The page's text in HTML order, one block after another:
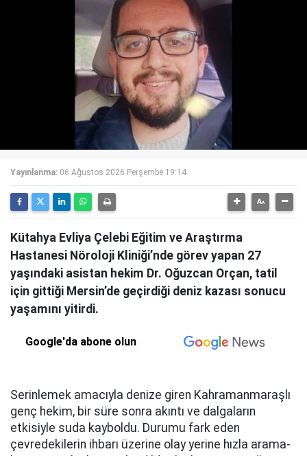
Yayınlanma: 06 Ağustos 2026 Perşembe 19:14
Kütahya Evliya Çelebi Eğitim ve Araştırma
Hastanesi Nöroloji Kliniği’nde görev yapan 27
yaşındaki asistan hekim Dr. Oğuzcan Orçan, tatil
için gittiği Mersin’de geçirdiği deniz kazası sonucu
yaşamını yitirdi.
Google'da abone olun
Serinlemek amacıyla denize giren Kahramanmaraşlı
genç hekim, bir süre sonra akıntı ve dalgaların
etkisiyle suda kayboldu. Durumu fark eden
çevredekilerin ihbarı üzerine olay yerine hızla arama-